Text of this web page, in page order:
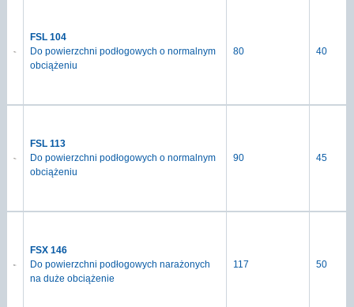
FSL 104
Do powierzchni podłogowych o normalnym
obciążeniu
80 40
FSL 113
Do powierzchni podłogowych o normalnym
obciążeniu
90 45
FSX 146
Do powierzchni podłogowych narażonych
na duże obciążenie
117 50